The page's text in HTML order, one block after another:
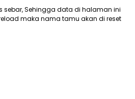
sebar, Sehingga data di halaman ini
maka nama tamu akan di reset